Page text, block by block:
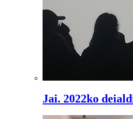
Jai. 2022ko